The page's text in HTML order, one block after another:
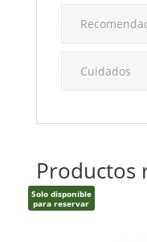
Cuidados
Productos
Solo disponible
para reservar